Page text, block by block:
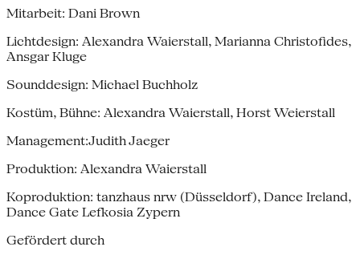
Mitarbeit: Dani Brown
Lichtdesign: Alexandra Waierstall, Marianna Christofides,
Ansgar Kluge
Sounddesign: Michael Buchholz
Kostüm, Bühne: Alexandra Waierstall, Horst Weierstall
Management:Judith Jaeger
Produktion: Alexandra Waierstall
Koproduktion: tanzhaus nrw (Düsseldorf), Dance Ireland,
Dance Gate Lefkosia Zypern
Gefördert durch